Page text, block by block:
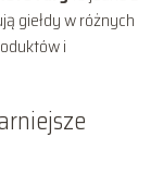
giełdy w różnych
i